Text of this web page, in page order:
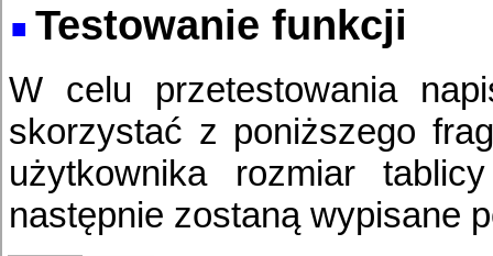
Testowanie funkcji
W celu przetestowania
skorzystać z poniższego
użytkownika rozmiar
następnie zostaną wypisane